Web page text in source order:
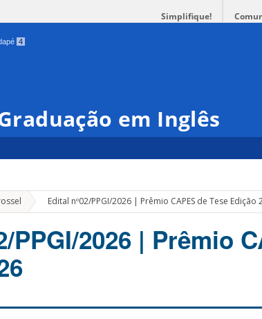
Simplifique!
4
em Inglês
» Edital nº02/PPGI/2026 | Prêmio CAPES de Tese Edição
PPGI/2026 | Prêmio